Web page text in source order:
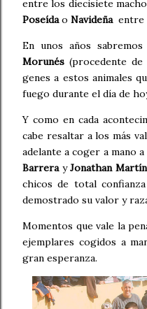
entre los diecisiete
Poseídao Navideñaentre
En unos años
Morunés (procedente de
genes a estos animales
fuego durante el día de
Y como en cada
cabe resaltar a los más
adelante a coger a mano
BarrerayJonathan
chicos de total
demostrado su valor y
Momentos que vale la
ejemplares cogidos a
gran esperanza.